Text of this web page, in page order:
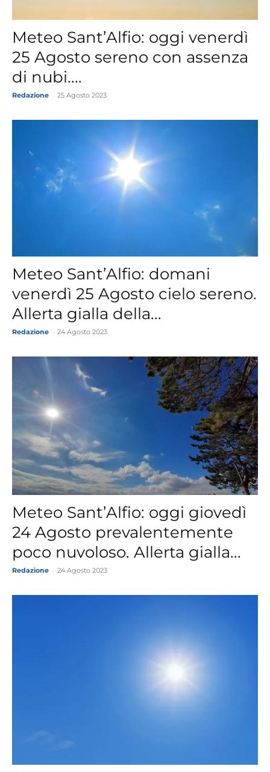
Meteo Sant’Alfio: oggi venerdì
25 Agosto sereno con assenza
di nubi....
Redazione 25 Agosto 2023
Meteo Sant’Alfio: domani
venerdì 25 Agosto cielo sereno.
Allerta gialla della...
Redazione 24 Agosto 2023
Meteo Sant’Alfio: oggi giovedì
24 Agosto prevalentemente
poco nuvoloso. Allerta gialla...
Redazione 24 Agosto 2023